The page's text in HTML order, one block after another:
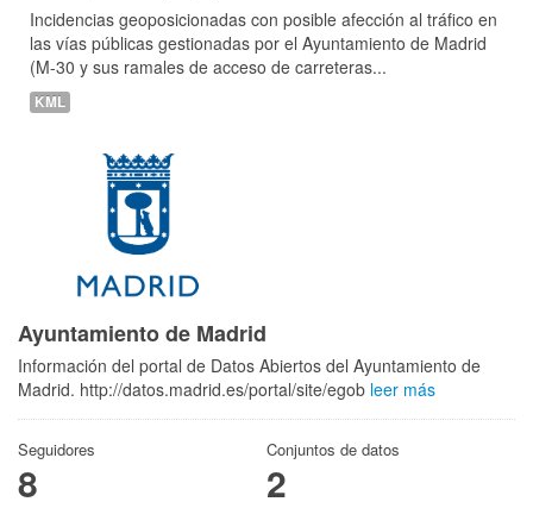
Incidencias geoposicionadas con posible afección al tráfico en
las vías públicas gestionadas por el Ayuntamiento de Madrid
(M-30 y sus ramales de acceso de carreteras...
KML
Ayuntamiento de Madrid
Información del portal de Datos Abiertos del Ayuntamiento de
Madrid. http://datos.madrid.es/portal/site/egob leer más
Seguidores
8
Conjuntos de datos
2